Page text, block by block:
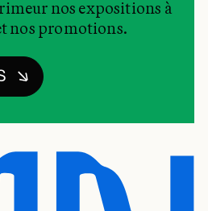
nos expositions à
nos promotions.